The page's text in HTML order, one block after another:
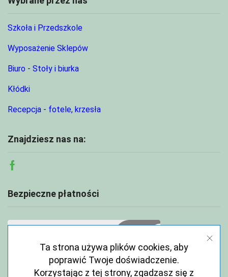
Szkoła i Przedszkole
Wyposażenie Sklepów
Biuro - Stoły i biurka
Kłódki
Recepcja - fotele, krzesła
Znajdziesz nas na:
Facebook
Bezpieczne płatności
Ta strona używa plików cookies, aby
poprawić Twoje doświadczenie.
Korzystając z tej strony, zgadzasz się z